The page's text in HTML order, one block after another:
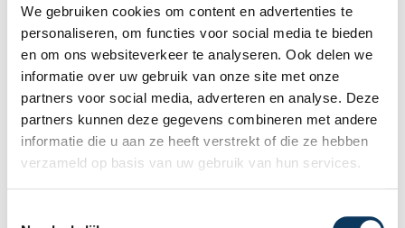
We gebruiken cookies om content en advertenties te
personaliseren, om functies voor social media te bieden
en om ons websiteverkeer te analyseren. Ook delen we
informatie over uw gebruik van onze site met onze
partners voor social media, adverteren en analyse. Deze
partners kunnen deze gegevens combineren met andere
informatie die u aan ze heeft verstrekt of die ze hebben
verzameld op basis van uw gebruik van hun services.
Onafhankelijke bouwkundige
keuring: waarom onafhankelijkheid
het verschil maakt
Bij de aankoop van een woning wilt u geen
verrassingen achteraf. Een onafhankelijke
bouwkundige keuring geeft u een objectief
beeld van de technische staat van de
woning, inclusief eventuele gebreken,